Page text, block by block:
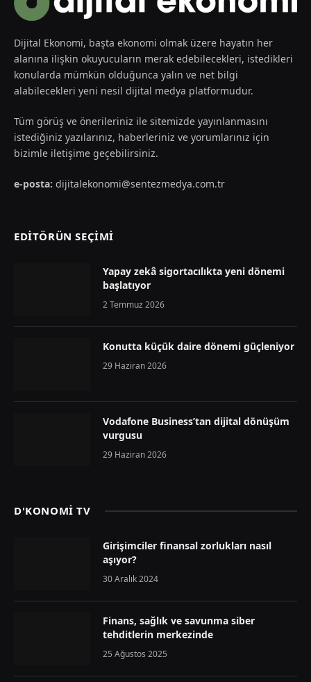
Dijital Ekonomi, başta ekonomi olmak üzere hayatın her
alanına ilişkin okuyucuların merak edebilecekleri, istedikleri
konularda mümkün olduğunca yalın ve net bilgi
alabilecekleri yeni nesil dijital medya platformudur.
Tüm görüş ve önerileriniz ile sitemizde yayınlanmasını
istediğiniz yazılarınız, haberleriniz ve yorumlarınız için
bizimle iletişime geçebilirsiniz.
e-posta: dijitalekonomi@sentezmedya.com.tr
EDİTÖRÜN SEÇİMİ
Yapay zekâ sigortacılıkta yeni dönemi
başlatıyor
2 Temmuz 2026
Konutta küçük daire dönemi güçleniyor
29 Haziran 2026
Vodafone Business’tan dijital dönüşüm
vurgusu
29 Haziran 2026
D'KONOMİ TV
Girişimciler finansal zorlukları nasıl
aşıyor?
30 Aralık 2024
Finans, sağlık ve savunma siber
tehditlerin merkezinde
25 Ağustos 2025